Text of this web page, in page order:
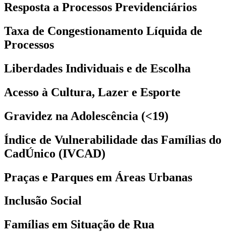
Resposta a Processos Previdenciários
Taxa de Congestionamento Líquida de
Processos
Liberdades Individuais e de Escolha
Acesso à Cultura, Lazer e Esporte
Gravidez na Adolescência (<19)
Índice de Vulnerabilidade das Famílias do
CadÚnico (IVCAD)
Praças e Parques em Áreas Urbanas
Inclusão Social
Famílias em Situação de Rua